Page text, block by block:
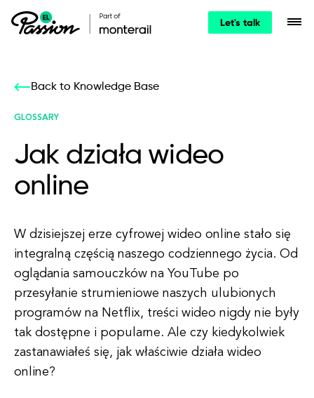
Let's talk
Back to Knowledge Base
GLOSSARY
Jak działa wideo
online
W dzisiejszej erze cyfrowej wideo online stało się
integralną częścią naszego codziennego życia. Od
oglądania samouczków na YouTube po
przesyłanie strumieniowe naszych ulubionych
programów na Netflix, treści wideo nigdy nie były
tak dostępne i popularne. Ale czy kiedykolwiek
zastanawiałeś się, jak właściwie działa wideo
online?